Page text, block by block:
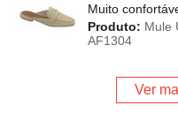
Muito
Produto: Mule
AF1304
Ver